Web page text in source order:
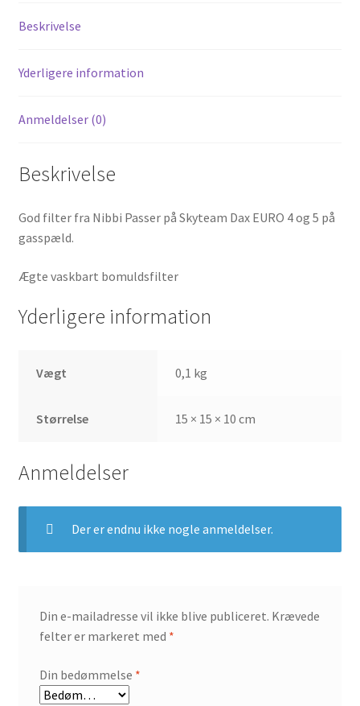
Beskrivelse
Yderligere information
Anmeldelser (0)
Beskrivelse
God filter fra Nibbi Passer på Skyteam Dax EURO 4 og 5 på
gasspæld.
Ægte vaskbart bomuldsfilter
Yderligere information
Vægt 0,1 kg
Størrelse 15 × 15 × 10 cm
Anmeldelser
Der er endnu ikke nogle anmeldelser.
Din e-mailadresse vil ikke blive publiceret. Krævede
felter er markeret med *
Din bedømmelse *